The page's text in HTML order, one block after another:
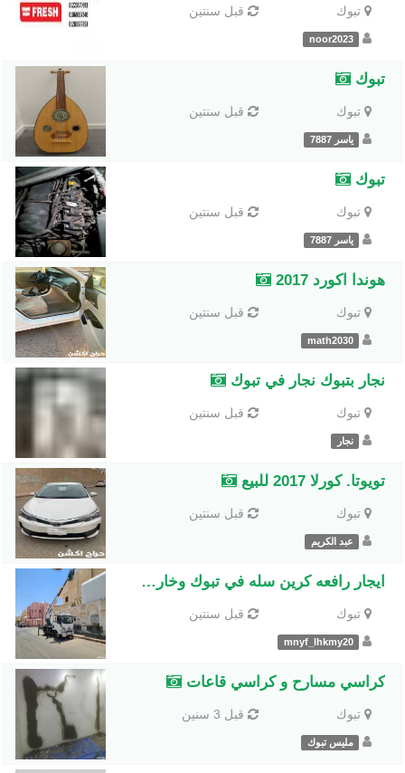
تبوك قبل سنتين
noor2023
تبوك
تبوك قبل سنتين
ياسر 7887
تبوك
تبوك قبل سنتين
ياسر 7887
هوندا اكورد 2017
تبوك قبل سنتين
math2030
نجار بتبوك نجار في تبوك
تبوك قبل سنتين
نجار
تويوتا. كورلا 2017 للبيع
تبوك قبل سنتين
عبد الكريم
ايجار رافعه كرين سله في تبوك وخارج تبوك ايجار يومي وشهري وبساعه
تبوك قبل سنتين
mnyf_lhkmy20
كراسي مسارح و كراسي قاعات
تبوك قبل 3 سنين
مليس تبوك